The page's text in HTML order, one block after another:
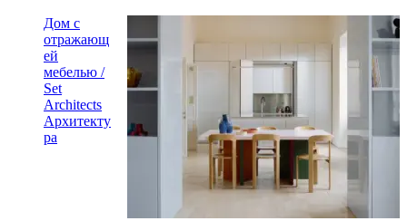
Дом с
отражающ
ей
мебелью /
Set
Architects
Архитекту
ра